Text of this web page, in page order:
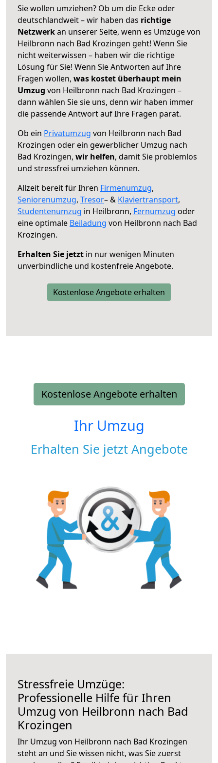
Sie wollen umziehen? Ob um die Ecke oder
deutschlandweit – wir haben das richtige
Netzwerkan unserer Seite, wenn es Umzüge von
Heilbronn nach Bad Krozingen geht! Wenn Sie
nicht weiterwissen – haben wir die richtige
Lösung für Sie! Wenn Sie Antworten auf Ihre
Fragen wollen, was kostet überhaupt mein
Umzug von Heilbronn nach Bad Krozingen –
dann wählen Sie sie uns, denn wir haben immer
die passende Antwort auf Ihre Fragen parat.
Ob ein Privatumzug von Heilbronn nach Bad
Krozingen oder ein gewerblicher Umzug nach
Bad Krozingen, wir helfen, damit Sie problemlos
und stressfrei umziehen können.
Allzeit bereit für Ihren Firmenumzug,
Seniorenumzug, Tresor– & Klaviertransport,
Studentenumzug in Heilbronn, Fernumzug oder
eine optimale Beiladung von Heilbronn nach Bad
Krozingen.
Erhalten Sie jetzt in nur wenigen Minuten
unverbindliche und kostenfreie Angebote.
Kostenlose Angebote erhalten
Kostenlose Angebote erhalten
Ihr Umzug
Erhalten Sie jetzt Angebote
Stressfreie Umzüge:
Professionelle Hilfe für Ihren
Umzug von Heilbronn nach Bad
Krozingen
Ihr Umzug von Heilbronn nach Bad Krozingen
steht an und Sie wissen nicht, was Sie zuerst